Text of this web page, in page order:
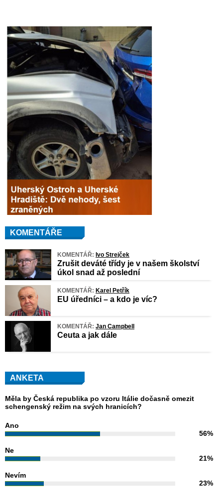
KOMENTÁŘE
KOMENTÁŘ: Ivo Strejček
Zrušit deváté třídy je v našem školství
úkol snad až poslední
KOMENTÁŘ: Karel Petřík
EU úředníci – a kdo je víc?
KOMENTÁŘ: Jan Campbell
Ceuta a jak dále
ANKETA
Měla by Česká republika po vzoru Itálie dočasně omezit
schengenský režim na svých hranicích?
Ano
56%
Ne
21%
Nevím
23%